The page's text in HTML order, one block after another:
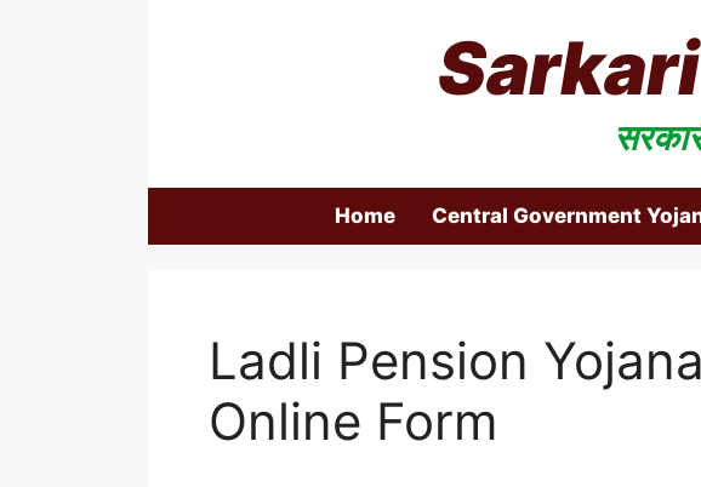
Home Central Government
Ladli Pension
Online Form